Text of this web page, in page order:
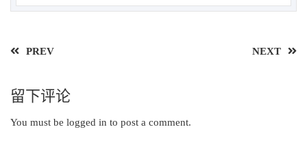
PREV NEXT
留下评论
You must be logged in to post a comment.